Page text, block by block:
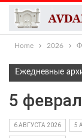
Home 2026
Ежедневные
5
6 АВГУСТА 2026 5